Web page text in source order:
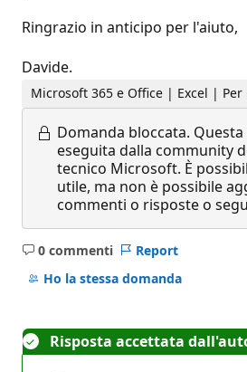
Ringrazio in anticipo per l'aiuto,
Davide.
Microsoft 365 e Office | Excel |
Domanda bloccata.
eseguita dalla community
tecnico Microsoft. È
utile, ma non è possibile
commenti o risposte o
0 commenti
Nessun
commento
Report
Ho la stessa domanda
Risposta accettata